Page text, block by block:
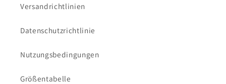
Versandrichtlinien
Datenschutzrichtlinie
Nutzungsbedingungen
Größentabelle